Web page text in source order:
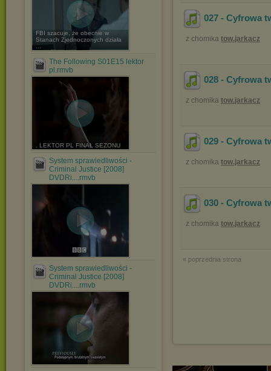
FBI szacuje, że obecnie w
Stanach Zjednoczonych działa
The Following S01E15 lektor
pl.rmvb
. LEKTOR PL FINAŁ SEZONU
System sprawiedliwości -
Criminal Justice [2008]
DVDRi....rmvb
System sprawiedliwości -
Criminal Justice [2008]
DVDRi....rmvb
027 - Cyfrowa
z chomika tow.jarkacz
028 - Cyfrowa
z chomika tow.jarkacz
029 - Cyfrowa
z chomika tow.jarkacz
030 - Cyfrowa
z chomika tow.jarkacz
« poprzednia strona